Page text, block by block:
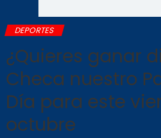
DEPORTES
¿Quieres ganar
Checa nuestro
Día para este
octubre